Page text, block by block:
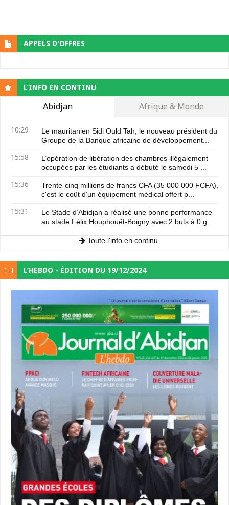
APPELS D'OFFRES
L’INFO EN CONTINU
Abidjan Afrique & Monde
10:29
Le mauritanien Sidi Ould Tah, le nouveau président du
Groupe de la Banque africaine de développement...
15:58
L’opération de libération des chambres illégalement
occupées par les étudiants a débuté le samedi 5 ...
15:36
Trente-cinq millions de francs CFA (35 000 000 FCFA),
c'est le coût d'un équipement médical offert p...
15:31
Le Stade d’Abidjan a réalisé une bonne performance
au stade Félix Houphouët-Boigny avec 2 buts à 0 g...
Toute l'info en continu
L’HEBDO - ÉDITION DU 19/12/2024